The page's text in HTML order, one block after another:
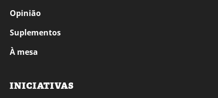
Opinião
Suplementos
À mesa
INICIATIVAS